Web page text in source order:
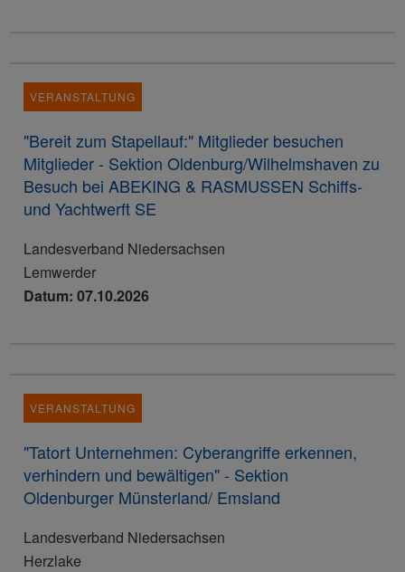
VERANSTALTUNG
"Bereit zum Stapellauf:" Mitglieder besuchen
Mitglieder - Sektion Oldenburg/Wilhelmshaven zu
Besuch bei ABEKING & RASMUSSEN Schiffs-
und Yachtwerft SE
Landesverband Niedersachsen
Lemwerder
Datum: 07.10.2026
VERANSTALTUNG
"Tatort Unternehmen: Cyberangriffe erkennen,
verhindern und bewältigen" - Sektion
Oldenburger Münsterland/ Emsland
Landesverband Niedersachsen
Herzlake